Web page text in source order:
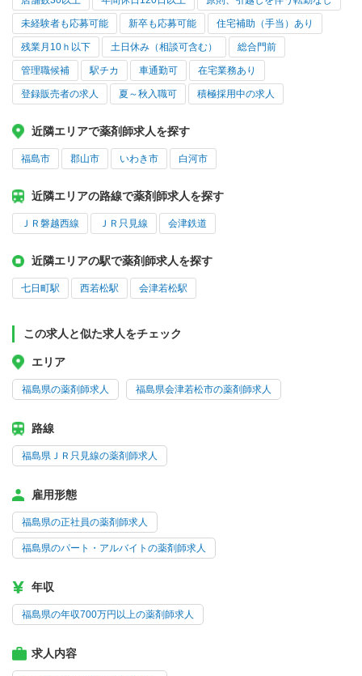
未経験者も応募可能 新卒も応募可能 住宅補助（手当）あり
残業月10ｈ以下 土日休み（相談可含む） 総合門前
管理職候補 駅チカ 車通勤可 在宅業務あり
登録販売者の求人 夏～秋入職可 積極採用中の求人
近隣エリアで薬剤師求人を探す
福島市 郡山市 いわき市 白河市
近隣エリアの路線で薬剤師求人を探す
ＪＲ磐越西線 ＪＲ只見線 会津鉄道
近隣エリアの駅で薬剤師求人を探す
七日町駅 西若松駅 会津若松駅
この求人と似た求人をチェック
エリア
福島県の薬剤師求人 福島県会津若松市の薬剤師求人
路線
福島県ＪＲ只見線の薬剤師求人
雇用形態
福島県の正社員の薬剤師求人
福島県のパート・アルバイトの薬剤師求人
年収
福島県の年収700万円以上の薬剤師求人
求人内容